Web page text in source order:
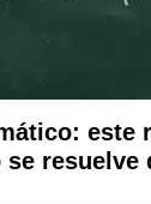
este
se resuelve